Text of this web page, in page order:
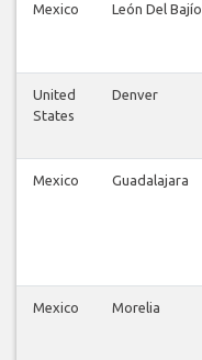
Mexico León Del Bajío
United
States
Denver
Mexico Guadalajara
Mexico Morelia